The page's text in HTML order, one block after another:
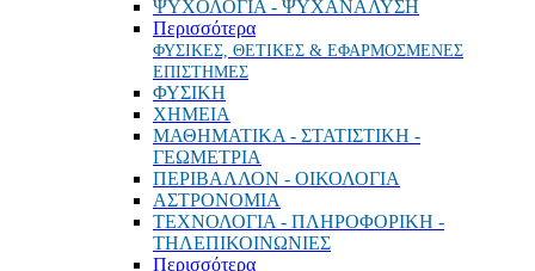
ΨΥΧΟΛΟΓΙΑ - ΨΥΧΑΝΑΛΥΣΗ
Περισσότερα
ΦΥΣΙΚΕΣ, ΘΕΤΙΚΕΣ & ΕΦΑΡΜΟΣΜΕΝΕΣ
ΕΠΙΣΤΗΜΕΣ
ΦΥΣΙΚΗ
ΧΗΜΕΙΑ
ΜΑΘΗΜΑΤΙΚΑ - ΣΤΑΤΙΣΤΙΚΗ -
ΓΕΩΜΕΤΡΙΑ
ΠΕΡΙΒΑΛΛΟΝ - ΟΙΚΟΛΟΓΙΑ
ΑΣΤΡΟΝΟΜΙΑ
ΤΕΧΝΟΛΟΓΙΑ - ΠΛΗΡΟΦΟΡΙΚΗ -
ΤΗΛΕΠΙΚΟΙΝΩΝΙΕΣ
Περισσότερα